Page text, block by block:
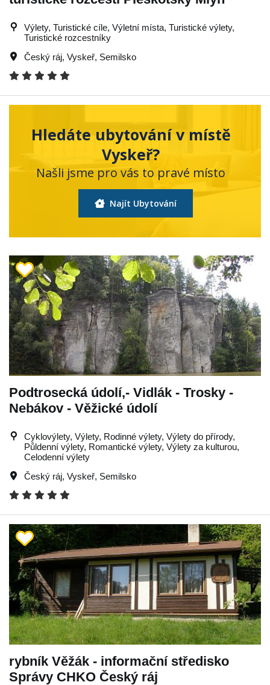
Výlety, Turistické cíle, Výletní místa, Turistické výlety,
Turistické rozcestníky
Český ráj, Vyskeř, Semilsko
Hledáte ubytování v místě
Vyskeř?
Našli jsme pro vás to pravé místo
Najít Ubytování
Podtrosecká údolí,- Vidlák - Trosky -
Nebákov - Věžické údolí
Cyklovýlety, Výlety, Rodinné výlety, Výlety do přírody,
Půldenní výlety, Romantické výlety, Výlety za kulturou,
Celodenní výlety
Český ráj, Vyskeř, Semilsko
rybník Věžák - informační středisko
Správy CHKO Český ráj